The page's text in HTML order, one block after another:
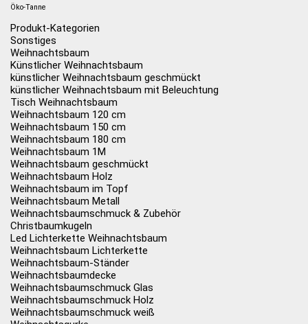
Öko-Tanne
Produkt-Kategorien
Sonstiges
Weihnachtsbaum
Künstlicher Weihnachtsbaum
künstlicher Weihnachtsbaum geschmückt
künstlicher Weihnachtsbaum mit Beleuchtung
Tisch Weihnachtsbaum
Weihnachtsbaum 120 cm
Weihnachtsbaum 150 cm
Weihnachtsbaum 180 cm
Weihnachtsbaum 1M
Weihnachtsbaum geschmückt
Weihnachtsbaum Holz
Weihnachtsbaum im Topf
Weihnachtsbaum Metall
Weihnachtsbaumschmuck & Zubehör
Christbaumkugeln
Led Lichterkette Weihnachtsbaum
Weihnachtsbaum Lichterkette
Weihnachtsbaum-Ständer
Weihnachtsbaumdecke
Weihnachtsbaumschmuck Glas
Weihnachtsbaumschmuck Holz
Weihnachtsbaumschmuck weiß